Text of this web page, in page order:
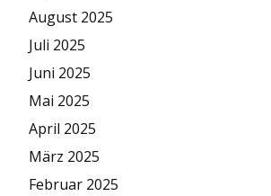
August 2025
Juli 2025
Juni 2025
Mai 2025
April 2025
März 2025
Februar 2025